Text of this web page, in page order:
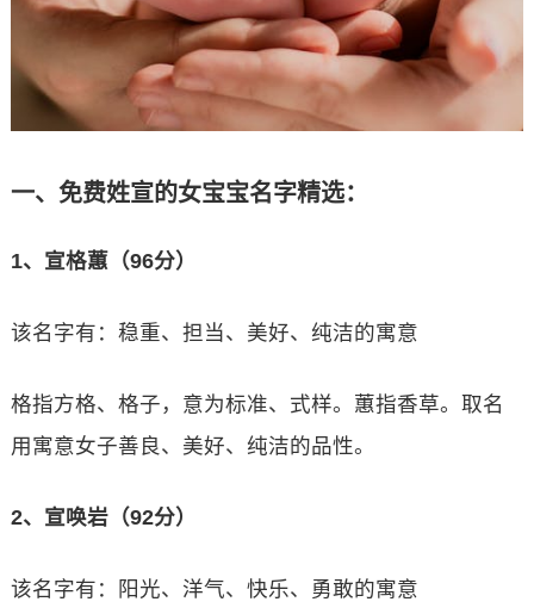
一、免费姓宣的女宝宝名字精选：
1、宣格蕙（96分）
该名字有：稳重、担当、美好、纯洁的寓意
格指方格、格子，意为标准、式样。蕙指香草。取名
用寓意女子善良、美好、纯洁的品性。
2、宣唤岩（92分）
该名字有：阳光、洋气、快乐、勇敢的寓意